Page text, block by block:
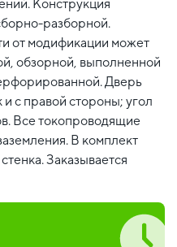
Конструкция
разборной.
от модификации может
обзорной, выполненной
Дверь
и с правой стороны; угол
Все токопроводящие
В комплект
Заказывается